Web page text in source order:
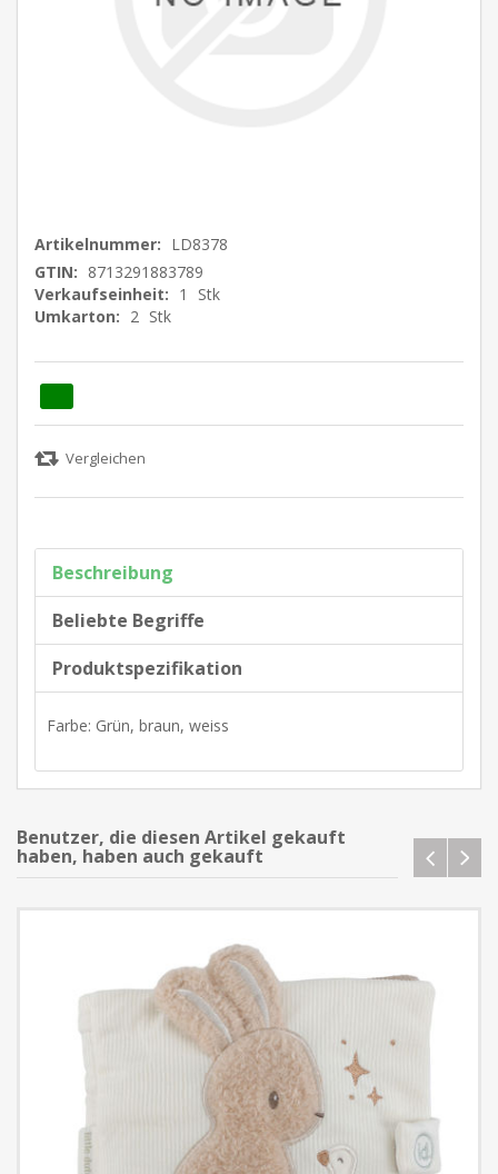
Artikelnummer: LD8378
GTIN: 8713291883789
Verkaufseinheit: 1
Stk
Umkarton: 2 Stk
Beschreibung
Beliebte Begriffe
Produktspezifikation
Farbe: Grün, braun, weiss
Benutzer, die diesen Artikel gekauft
haben, haben auch gekauft